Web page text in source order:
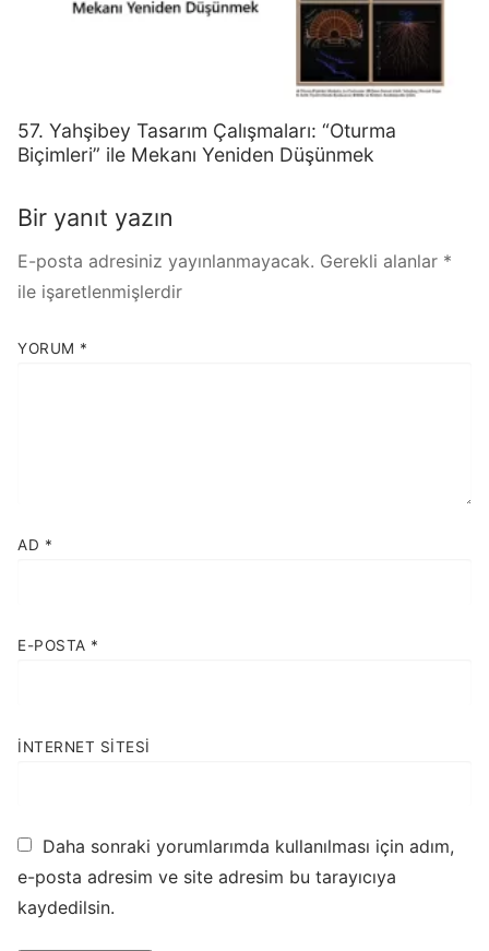
57. Yahşibey Tasarım Çalışmaları: “Oturma
Biçimleri” ile Mekanı Yeniden Düşünmek
Bir yanıt yazın
E-posta adresiniz yayınlanmayacak. Gerekli alanlar *
ile işaretlenmişlerdir
YORUM *
AD *
E-POSTA *
İNTERNET SITESI
Daha sonraki yorumlarımda kullanılması için adım,
e-posta adresim ve site adresim bu tarayıcıya
kaydedilsin.